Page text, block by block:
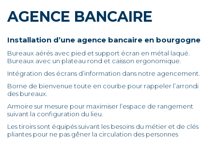
AGENCE BANCAIRE
Installation d’une agence bancaire en bourgogne
Bureaux aérés avec pied et support écran en métal laqué.
Bureaux avec un plateau rond et caisson ergonomique.
Intégration des écrans d’information dans notre agencement.
Borne de bienvenue toute en courbe pour rappeler l’arrondi
des bureaux.
Armoire sur mesure pour maximiser l’espace de rangement
suivant la configuration du lieu.
Les tiroirs sont équipés suivant les besoins du métier et de clés
pliantes pour ne pas gêner la circulation des personnes